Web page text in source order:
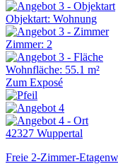
Objektart: Wohnung
Zimmer: 2
Wohnfläche: 55.1 m²
Zum Exposé
42327 Wuppertal
Freie 2-Zimmer-